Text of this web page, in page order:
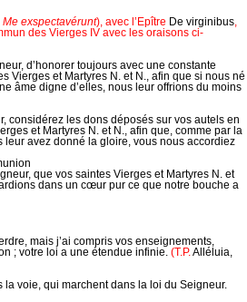
Me exspectavérunt), avec l’Epître De virginibus,
des Vierges IV avec les oraisons ci-
d’honorer toujours avec une constante
Vierges et Martyres N. et N., afin que si nous né
âme digne d’elles, nous leur offrions du moins
considérez les dons déposés sur vos autels en
et Martyres N. et N., afin que, comme par la
leur avez donné la gloire, vous nous accordiez
que vos saintes Vierges et Martyres N. et
dans un cœur pur ce que notre bouche a
mais j’ai compris vos enseignements,
; votre loi a une étendue infinie. (T.P.Alléluia,
voie, qui marchent dans la loi du Seigneur.